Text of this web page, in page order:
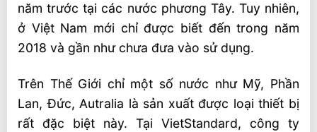
năm trước tại các nước phương Tây. Tuy nhiên,
ở Việt Nam mới chỉ được biết đến trong năm
2018 và gần như chưa đưa vào sử dụng.
Trên Thế Giới chỉ một số nước như Mỹ, Phần
Lan, Đức, Autralia là sản xuất được loại thiết bị
rất đặc biệt này. Tại VietStandard, công ty